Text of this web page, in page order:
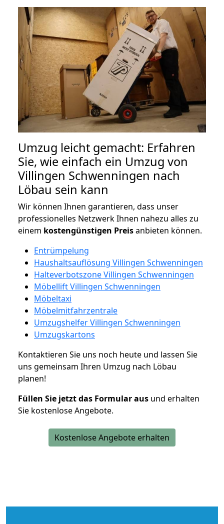
Umzug leicht gemacht: Erfahren
Sie, wie einfach ein Umzug von
Villingen Schwenningen nach
Löbau sein kann
Wir können Ihnen garantieren, dass unser
professionelles Netzwerk Ihnen nahezu alles zu
einem kostengünstigen Preisanbieten können.
Entrümpelung
Haushaltsauflösung Villingen Schwenningen
Halteverbotszone Villingen Schwenningen
Möbellift Villingen Schwenningen
Möbeltaxi
Möbelmitfahrzentrale
Umzugshelfer Villingen Schwenningen
Umzugskartons
Kontaktieren Sie uns noch heute und lassen Sie
uns gemeinsam Ihren Umzug nach Löbau
planen!
Füllen Sie jetzt das Formular aus und erhalten
Sie kostenlose Angebote.
Kostenlose Angebote erhalten